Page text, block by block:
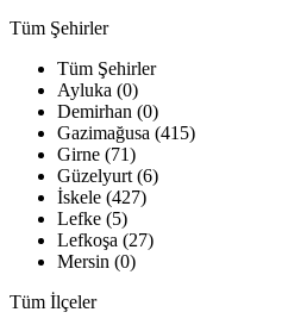
Tüm Şehirler
Tüm Şehirler
Ayluka (0)
Demirhan (0)
Gazimağusa (415)
Girne (71)
Güzelyurt (6)
İskele (427)
Lefke (5)
Lefkoşa (27)
Mersin (0)
Tüm İlçeler